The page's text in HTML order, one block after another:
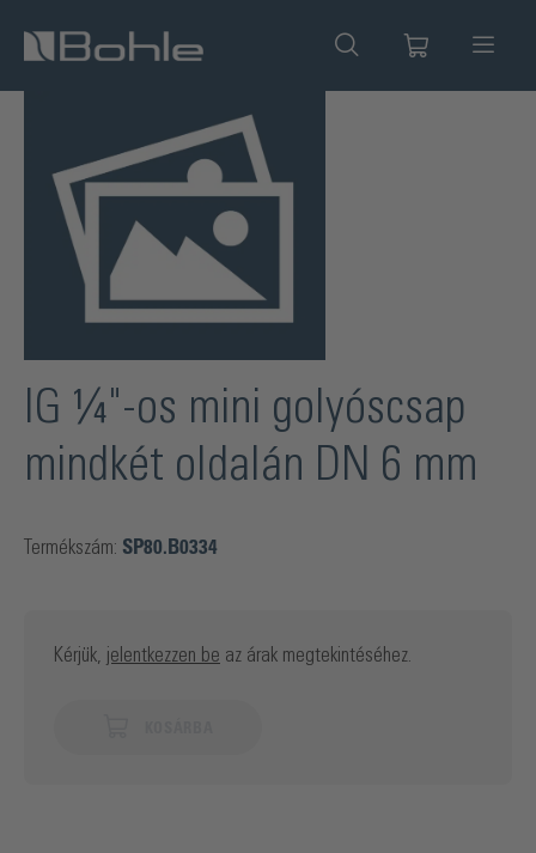
IG ¼"-os mini golyóscsap
mindkét oldalán DN 6 mm
Termékszám: SP80.B0334
Kérjük, jelentkezzen be az árak megtekintéséhez.